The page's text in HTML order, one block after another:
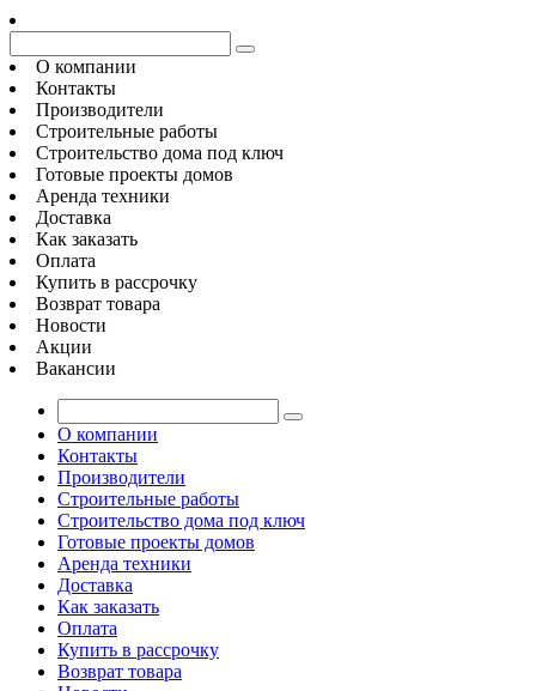
О компании
Контакты
Производители
Строительные работы
Строительство дома под ключ
Готовые проекты домов
Аренда техники
Доставка
Как заказать
Оплата
Купить в рассрочку
Возврат товара
Новости
Акции
Вакансии
О компании
Контакты
Производители
Строительные работы
Строительство дома под ключ
Готовые проекты домов
Аренда техники
Доставка
Как заказать
Оплата
Купить в рассрочку
Возврат товара